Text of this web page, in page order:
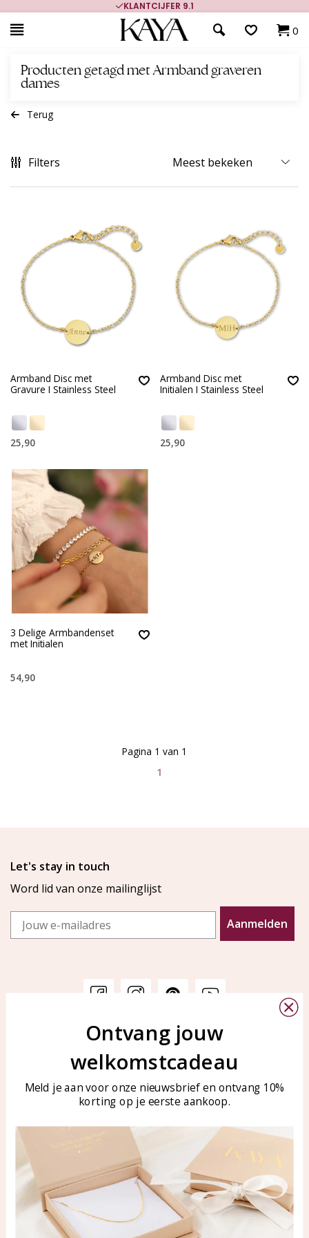
KLANTCIJFER 9.1
0
Producten getagd met Armband graveren
dames
Terug
Filters
Armband Disc met
Gravure I Stainless Steel
25,90
Armband Disc met
Initialen I Stainless Steel
25,90
3 Delige Armbandenset
met Initialen
54,90
1
Pagina 1 van 1
Let's stay in touch
Word lid van onze mailinglijst
Email
Aanmelden
Veelgestelde vragen
Sieraden onderhouden
KAYA Sieraden
Bellen of WhatsApp Ma-Vr
tussen 09:00-17:00
Tel: 0850003187
WhatsApp: 0850003187
klantenservice@kayasierade
Producten
Alle producten
KAYA Sieraden
Over ons
Ontvang jouw
welkomstcadeau
Meld je aan voor onze nieuwsbrief en ontvang 10%
korting op je eerste aankoop.